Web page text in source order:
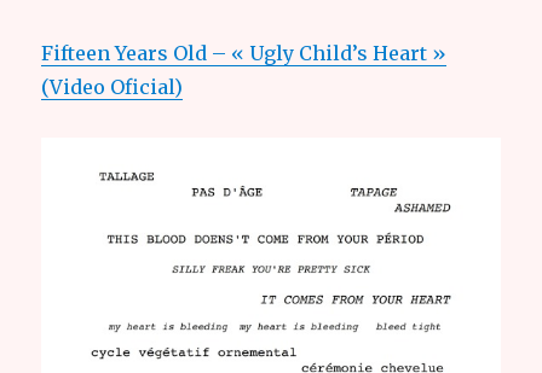
Fifteen Years Old – « Ugly Child’s Heart »
(Video Oficial)